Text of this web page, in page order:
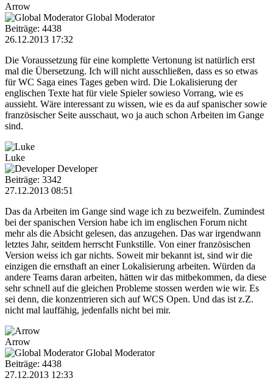
Arrow
Global Moderator
Beiträge: 4438
26.12.2013 17:32
Die Voraussetzung für eine komplette Vertonung ist natürlich erst
mal die Übersetzung. Ich will nicht ausschließen, dass es so etwas
für WC Saga eines Tages geben wird. Die Lokalisierung der
englischen Texte hat für viele Spieler sowieso Vorrang, wie es
aussieht. Wäre interessant zu wissen, wie es da auf spanischer sowie
französischer Seite ausschaut, wo ja auch schon Arbeiten im Gange
sind.
Luke
Developer
Beiträge: 3342
27.12.2013 08:51
Das da Arbeiten im Gange sind wage ich zu bezweifeln. Zumindest
bei der spanischen Version habe ich im englischen Forum nicht
mehr als die Absicht gelesen, das anzugehen. Das war irgendwann
letztes Jahr, seitdem herrscht Funkstille. Von einer französischen
Version weiss ich gar nichts. Soweit mir bekannt ist, sind wir die
einzigen die ernsthaft an einer Lokalisierung arbeiten. Würden da
andere Teams daran arbeiten, hätten wir das mitbekommen, da diese
sehr schnell auf die gleichen Probleme stossen werden wie wir. Es
sei denn, die konzentrieren sich auf WCS Open. Und das ist z.Z.
nicht mal lauffähig, jedenfalls nicht bei mir.
Arrow
Global Moderator
Beiträge: 4438
27.12.2013 12:33